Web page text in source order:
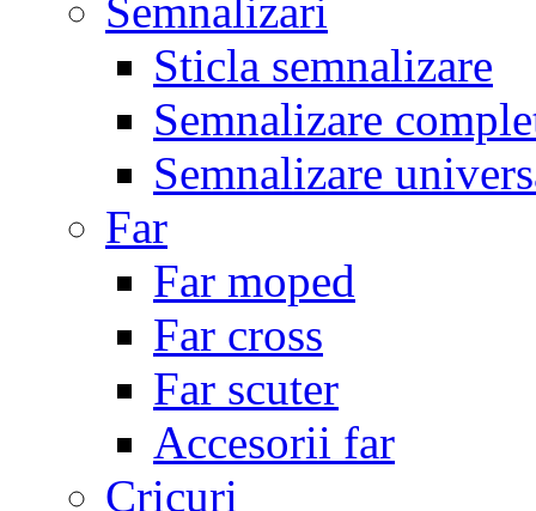
Semnalizari
Sticla semnalizare
Semnalizare
Semnalizare
Far
Far moped
Far cross
Far scuter
Accesorii far
Cricuri